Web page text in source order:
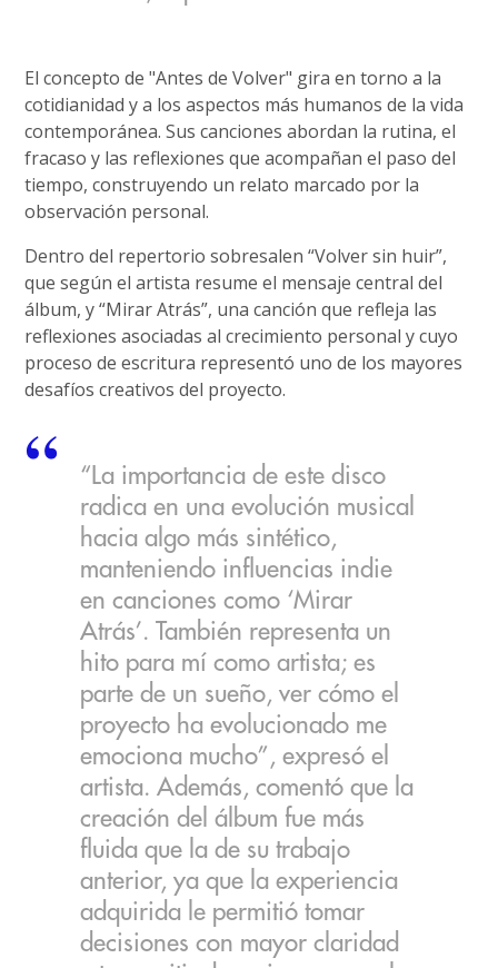
El concepto de "Antes de Volver" gira en torno a la
cotidianidad y a los aspectos más humanos de la vida
contemporánea. Sus canciones abordan la rutina, el
fracaso y las reflexiones que acompañan el paso del
tiempo, construyendo un relato marcado por la
observación personal.
Dentro del repertorio sobresalen “Volver sin huir”,
que según el artista resume el mensaje central del
álbum, y “Mirar Atrás”, una canción que refleja las
reflexiones asociadas al crecimiento personal y cuyo
proceso de escritura representó uno de los mayores
desafíos creativos del proyecto.
“La importancia de este disco
radica en una evolución musical
hacia algo más sintético,
manteniendo influencias indie
en canciones como ‘Mirar
Atrás’. También representa un
hito para mí como artista; es
parte de un sueño, ver cómo el
proyecto ha evolucionado me
emociona mucho”, expresó el
artista. Además, comentó que la
creación del álbum fue más
fluida que la de su trabajo
anterior, ya que la experiencia
adquirida le permitió tomar
decisiones con mayor claridad